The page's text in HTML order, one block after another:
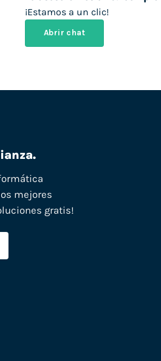
¡Estamos a un clic!
Abrir chat
mejores
gratis!